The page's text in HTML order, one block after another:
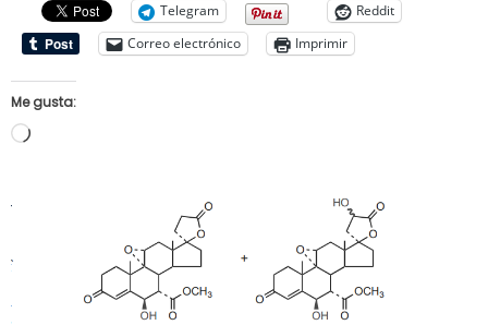
Telegram
Reddit
Correo electrónico
Imprimir
Me gusta:
Cargando...